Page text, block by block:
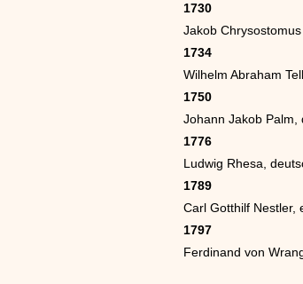
1730
Jakob
1734
Wilhelm Abraham
1750
Johann Jakob
1776
Ludwig Rhesa,
1789
Carl Gotthilf Nestler,
1797
Ferdinand von